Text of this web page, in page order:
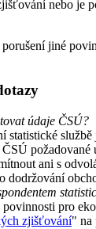
nebo je
jiné
údaje ČSÚ?
statistické
požadované
ani s
dodržování
pro
zjišťování" na